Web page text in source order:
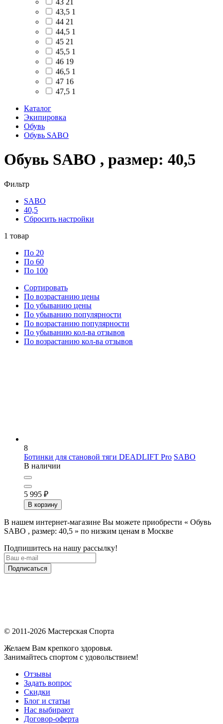
43 21
43,5 1
44 21
44,5 1
45 21
45,5 1
46 19
46,5 1
47 16
47,5 1
Каталог
Экипировка
Обувь
Обувь SABO
Обувь SABO , размер: 40,5
Фильтр
SABO
40,5
Сбросить настройки
1 товар
По 20
По 60
По 100
Сортировать
По возрастанию цены
По убыванию цены
По убыванию популярности
По возрастанию популярности
По убыванию кол-ва отзывов
По возрастанию кол-ва отзывов
8
Ботинки для становой тяги DEADLIFT Pro SABO
В наличии
5 995 ₽
В корзину
В нашем интернет-магазине Вы можете приобрести « Обувь
SABO , размер: 40,5 » по низким ценам в Москве
Подпишитесь на нашу рассылку!
Подписаться
© 2011-2026 Мастерская Спорта
Желаем Вам крепкого здоровья.
Занимайтесь спортом с удовольствием!
Отзывы
Задать вопрос
Скидки
Блог и статьи
Нас выбирают
Договор-оферта